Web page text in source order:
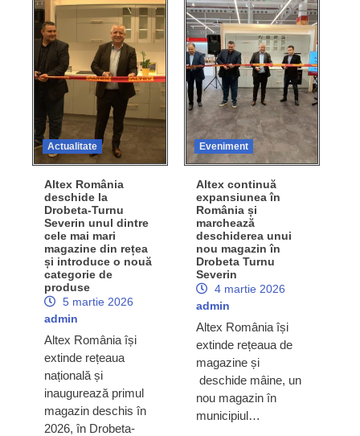
Actualitate
Altex România
deschide la
Drobeta-Turnu
Severin unul dintre
cele mai mari
magazine din rețea
și introduce o nouă
categorie de
produse
5 martie 2026
admin
Altex România își
extinde rețeaua
națională și
inaugurează primul
magazin deschis în
2026, în Drobeta-
Eveniment
Altex continuă
expansiunea în
România și
marchează
deschiderea unui
nou magazin în
Drobeta Turnu
Severin
4 martie 2026
admin
Altex România își
extinde rețeaua de
magazine și
deschide mâine, un
nou magazin în
municipiul…